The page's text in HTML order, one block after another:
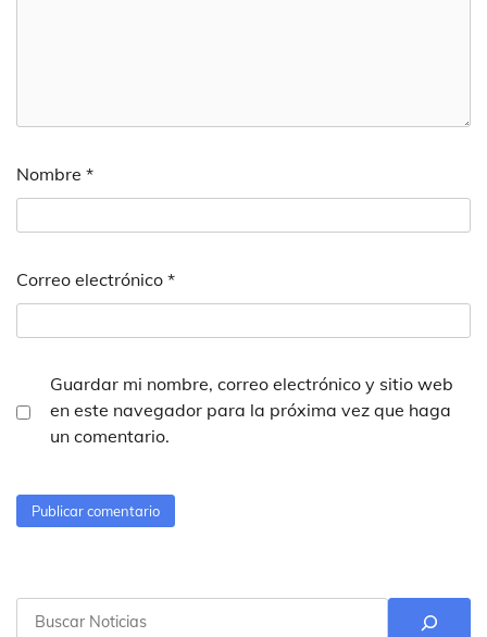
Nombre *
Correo electrónico *
Guardar mi nombre, correo electrónico y sitio web
en este navegador para la próxima vez que haga
un comentario.